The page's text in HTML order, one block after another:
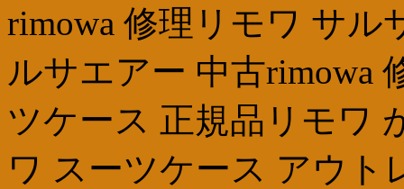
rimowa 修理リモワ サ
ルサエアー 中古rimowa
ツケース 正規品リモワ
ワ スーツケース アウト